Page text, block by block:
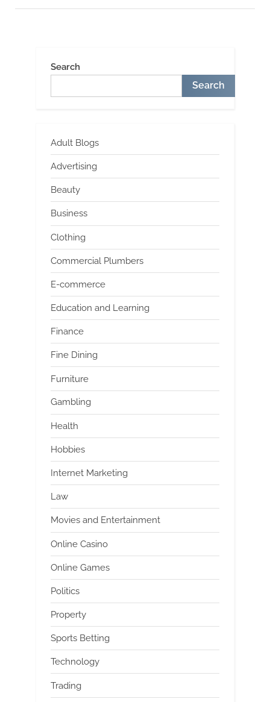
Search
Search
Adult Blogs
Advertising
Beauty
Business
Clothing
Commercial Plumbers
E-commerce
Education and Learning
Finance
Fine Dining
Furniture
Gambling
Health
Hobbies
Internet Marketing
Law
Movies and Entertainment
Online Casino
Online Games
Politics
Property
Sports Betting
Technology
Trading